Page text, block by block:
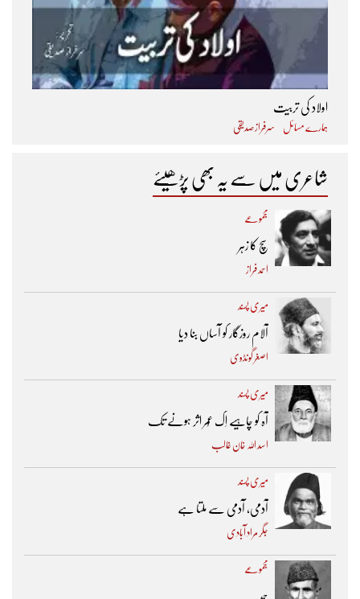
اولاد کی تربیت
ہمارے مسائل سرفراز صدیقی
شاعری میں سے یہ بھی پڑھیئے
مجموعے
سچ کا زہر
احمد فراز
میری پسند
آلام روزگار کو آساں بنا دیا
اصغر گونڈوی
میری پسند
آہ کو چاہیے اِک عُمر اثر ہونے تک ​
اسد اللہ خان غالب
میری پسند
آدمی، آدمی سے ملتا ہے
جگر مراد آبادی
مجموعے
حمد